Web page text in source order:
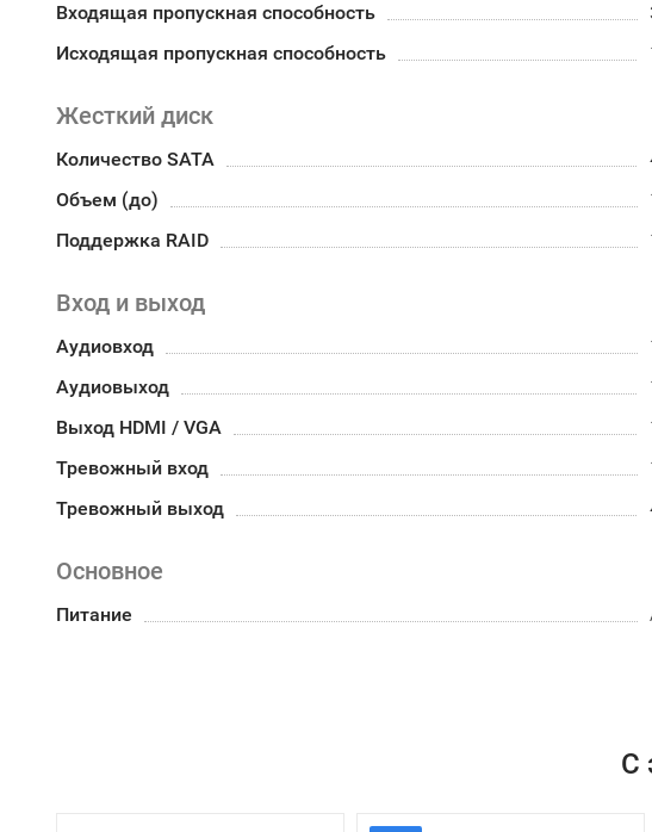
Входящая пропускная способность
Исходящая пропускная способность
Жесткий диск
Количество SATA
Объем (до)
Поддержка RAID
Вход и выход
Аудиовход
Аудиовыход
Выход HDMI / VGA
Тревожный вход
Тревожный выход
Основное
Питание
С